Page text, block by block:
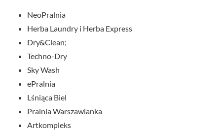
NeoPralnia
Herba Laundry i Herba Express
Dry&Clean;
Techno-Dry
Sky Wash
ePralnia
Lśniąca Biel
Pralnia Warszawianka
Artkompleks